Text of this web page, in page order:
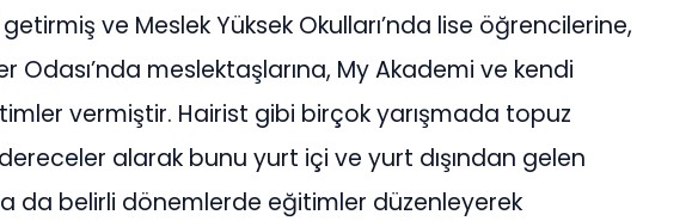
ve Meslek Yüksek Okulları’nda lise öğrencilerine,
Odası’nda meslektaşlarına, My Akademi ve kendi
vermiştir. Hairist gibi birçok yarışmada topuz
alarak bunu yurt içi ve yurt dışından gelen
da belirli dönemlerde eğitimler düzenleyerek